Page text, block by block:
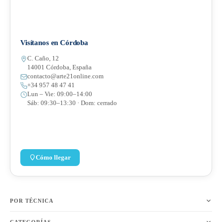
POR TÉCNICA
Visítanos en Córdoba
C. Caño, 12
14001 Córdoba, España
contacto@arte21online.com
+34 957 48 47 41
Lun – Vie: 09:00–14:00
Sáb: 09:30–13:30 · Dom: cerrado
Cómo llegar